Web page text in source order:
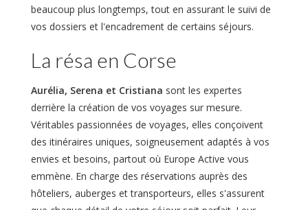
beaucoup plus longtemps, tout en assurant le suivi de
vos dossiers et l'encadrement de certains séjours.
La résa en Corse
Aurélia, Serena et Cristiana sont les expertes
derrière la création de vos voyages sur mesure.
Véritables passionnées de voyages, elles conçoivent
des itinéraires uniques, soigneusement adaptés à vos
envies et besoins, partout où Europe Active vous
emmène. En charge des réservations auprès des
hôteliers, auberges et transporteurs, elles s'assurent